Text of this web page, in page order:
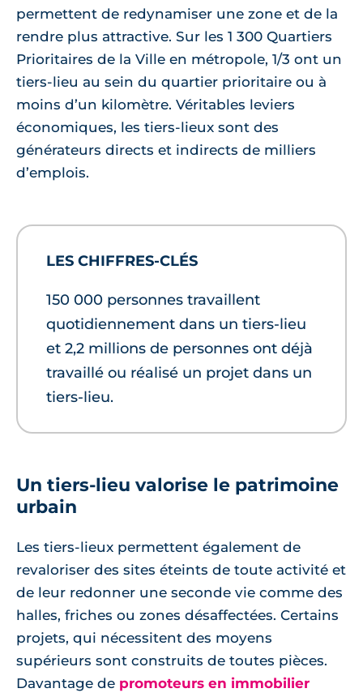
permettent de redynamiser une zone et de la
rendre plus attractive. Sur les 1 300 Quartiers
Prioritaires de la Ville en métropole, 1/3 ont un
tiers-lieu au sein du quartier prioritaire ou à
moins d’un kilomètre. Véritables leviers
économiques, les tiers-lieux sont des
générateurs directs et indirects de milliers
d’emplois.
LES CHIFFRES-CLÉS
150 000 personnes travaillent
quotidiennement dans un tiers-lieu
et 2,2 millions de personnes ont déjà
travaillé ou réalisé un projet dans un
tiers-lieu.
Un tiers-lieu valorise le patrimoine
urbain
Les tiers-lieux permettent également de
revaloriser des sites éteints de toute activité et
de leur redonner une seconde vie comme des
halles, friches ou zones désaffectées. Certains
projets, qui nécessitent des moyens
supérieurs sont construits de toutes pièces.
Davantage de promoteurs en immobilier